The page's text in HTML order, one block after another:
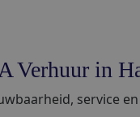
Verhuur in
service